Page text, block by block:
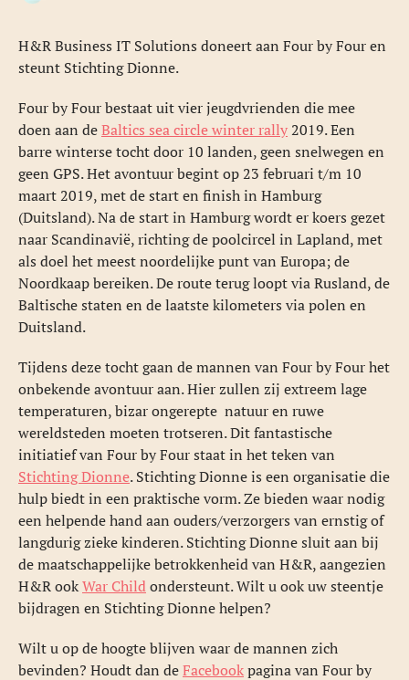
H&R Business IT Solutions doneert aan Four by Four en
steunt Stichting Dionne.
Four by Four bestaat uit vier jeugdvrienden die mee
doen aan deBaltics sea circle winter rally2019. Een
barre winterse tocht door 10 landen, geen snelwegen en
geen GPS. Het avontuur begint op 23 februari t/m 10
maart 2019, met de start en finish in Hamburg
(Duitsland). Na de start in Hamburg wordt er koers gezet
naar Scandinavië, richting de poolcircel in Lapland, met
als doel het meest noordelijke punt van Europa; de
Noordkaap bereiken. De route terug loopt via Rusland, de
Baltische staten en de laatste kilometers via polen en
Duitsland.
Tijdens deze tocht gaan de mannen van Four by Four het
onbekende avontuur aan. Hier zullen zij extreem lage
temperaturen, bizar ongerepte natuur en ruwe
wereldsteden moeten trotseren. Dit fantastische
initiatief van Four by Four staat in het teken van
Stichting Dionne. Stichting Dionne is een organisatie die
hulp biedt in een praktische vorm. Ze bieden waar nodig
een helpende hand aan ouders/verzorgers van ernstig of
langdurig zieke kinderen. Stichting Dionne sluit aan bij
de maatschappelijke betrokkenheid van H&R, aangezien
H&R ookWar Childondersteunt. Wilt u ook uw steentje
bijdragen en Stichting Dionne helpen?
Wilt u op de hoogte blijven waar de mannen zich
bevinden? Houdt dan deFacebookpagina van Four by